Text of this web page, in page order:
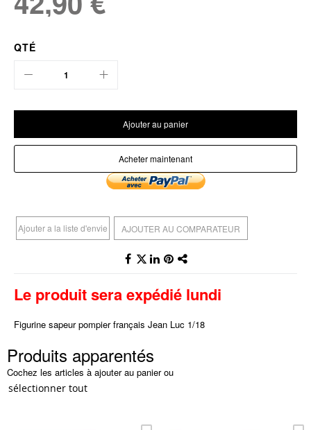
QTÉ
Ajouter au panier
Acheter maintenant
Ajouter a la liste d'envie AJOUTER AU COMPARATEUR
Le produit sera expédié lundi
Figurine sapeur pompier français Jean Luc 1/18
Produits apparentés
Cochez les articles à ajouter au panier ou
sélectionner tout